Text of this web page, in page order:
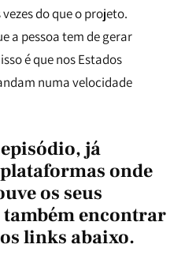
do que o projeto.
a pessoa tem de gerar
é que nos Estados
numa velocidade
já
onde
os seus
também encontrar
links abaixo.